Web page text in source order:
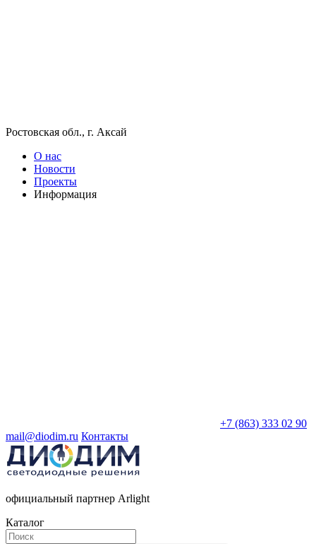
Ростовская обл., г. Аксай
О нас
Новости
Проекты
Информация
+7 (863) 333 02 90
mail@diodim.ru Контакты
официальный партнер Arlight
Каталог